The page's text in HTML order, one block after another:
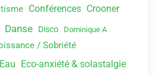
Conférences Crooner
Danse Disco Dominique A
/ Sobriété
Eau Eco-anxiété & solastalgie